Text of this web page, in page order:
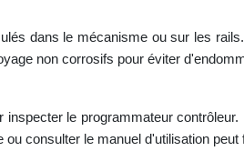
dans le mécanisme ou sur les
non corrosifs pour éviter
le programmateur
consulter le manuel d'utilisation peut